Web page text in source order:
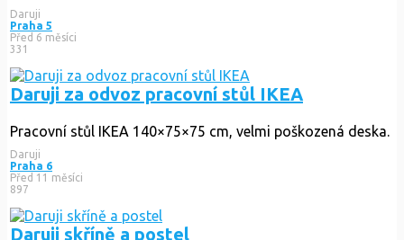
Daruji
Praha 5
Před 6 měsíci
331
Daruji za odvoz pracovní stůl IKEA
Pracovní stůl IKEA 140×75×75 cm, velmi poškozená deska.
Daruji
Praha 6
Před 11 měsíci
897
Daruji skříně a postel